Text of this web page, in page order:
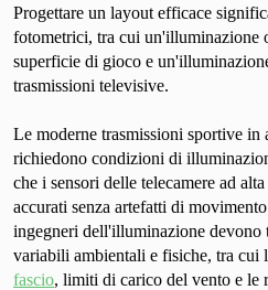
Progettare un layout efficace
fotometrici, tra cui un'illuminazione
superficie di gioco e
trasmissioni televisive.
Le moderne trasmissioni sportive in
richiedono condizioni di
che i sensori delle telecamere ad
accurati senza artefatti di
ingegneri dell'illuminazione devono
variabili ambientali e fisiche, tra cui
fascio, limiti di carico del vento e le